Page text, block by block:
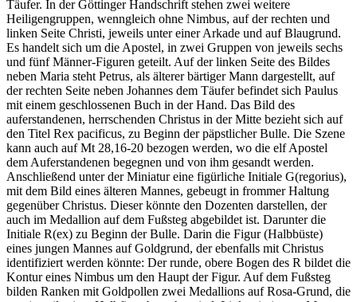
Täufer. In der Göttinger Handschrift stehen zwei weitere
Heiligengruppen, wenngleich ohne Nimbus, auf der rechten und
linken Seite Christi, jeweils unter einer Arkade und auf Blaugrund.
Es handelt sich um die Apostel, in zwei Gruppen von jeweils sechs
und fünf Männer-Figuren geteilt. Auf der linken Seite des Bildes
neben Maria steht Petrus, als älterer bärtiger Mann dargestellt, auf
der rechten Seite neben Johannes dem Täufer befindet sich Paulus
mit einem geschlossenen Buch in der Hand. Das Bild des
auferstandenen, herrschenden Christus in der Mitte bezieht sich auf
den Titel Rex pacificus, zu Beginn der päpstlicher Bulle. Die Szene
kann auch auf Mt 28,16-20 bezogen werden, wo die elf Apostel
dem Auferstandenen begegnen und von ihm gesandt werden.
Anschließend unter der Miniatur eine figürliche Initiale G(regorius),
mit dem Bild eines älteren Mannes, gebeugt in frommer Haltung
gegenüber Christus. Dieser könnte den Dozenten darstellen, der
auch im Medallion auf dem Fußsteg abgebildet ist. Darunter die
Initiale R(ex) zu Beginn der Bulle. Darin die Figur (Halbbüste)
eines jungen Mannes auf Goldgrund, der ebenfalls mit Christus
identifiziert werden könnte: Der runde, obere Bogen des R bildet die
Kontur eines Nimbus um den Haupt der Figur. Auf dem Fußsteg
bilden Ranken mit Goldpollen zwei Medallions auf Rosa-Grund, die